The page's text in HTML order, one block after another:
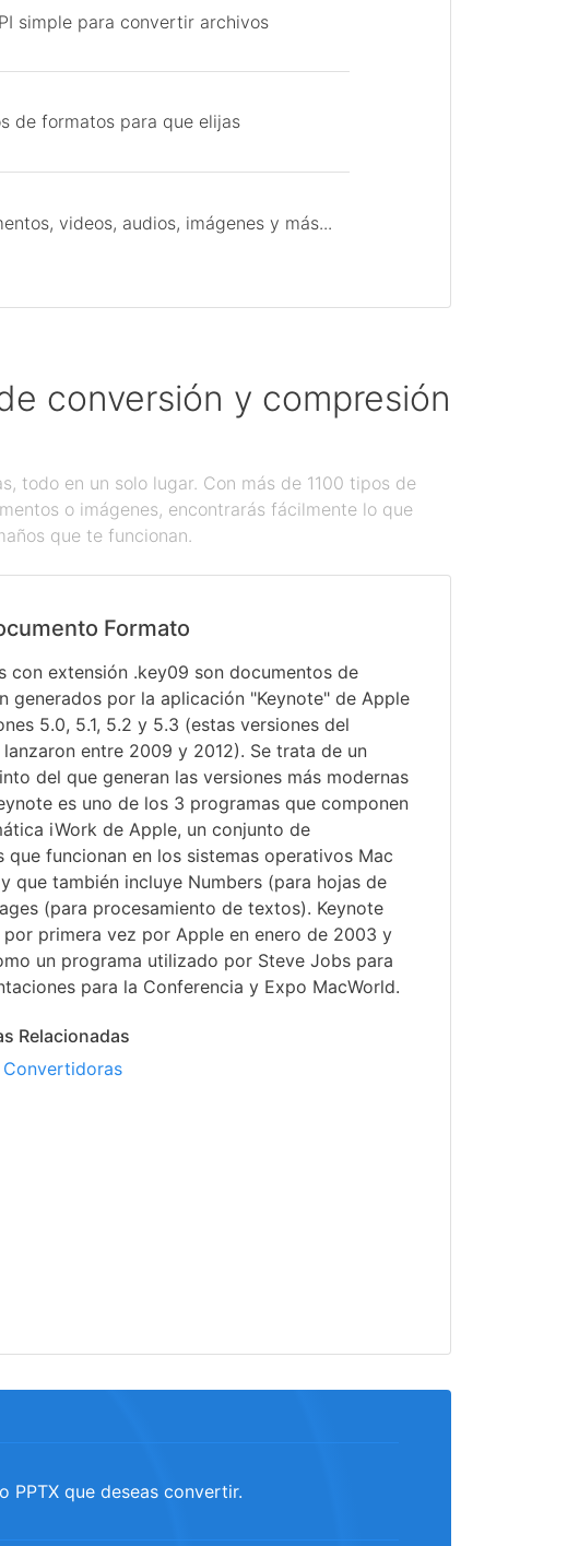
simple para convertir archivos
de formatos para que elijas
videos, audios, imágenes y más...
conversión y compresión
todo en un solo lugar. Con más de 1100 tipos de
o imágenes, encontrarás fácilmente lo que
que te funcionan.
Formato
con extensión .key09 son documentos de
generados por la aplicación "Keynote" de Apple
5.0, 5.1, 5.2 y 5.3 (estas versiones del
entre 2009 y 2012). Se trata de un
del que generan las versiones más modernas
es uno de los 3 programas que componen
iWork de Apple, un conjunto de
que funcionan en los sistemas operativos Mac
y que también incluye Numbers (para hojas de
(para procesamiento de textos). Keynote
primera vez por Apple en enero de 2003 y
un programa utilizado por Steve Jobs para
para la Conferencia y Expo MacWorld.
Relacionadas
PPTX que deseas convertir.